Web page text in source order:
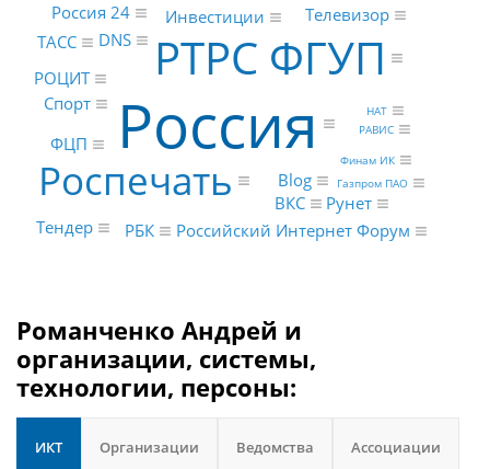
Россия
РТРС ФГУП
Роспечать Blog
DNS
ВКС
Телевизор
Инвестиции
Рунет
Россия 24
РОЦИТ
Спорт
Тендер
ФЦП
ТАСС
РБК Российский Интернет Форум
Газпром ПАО
Финам ИК
РАВИС
НАТ
Романченко Андрей и
организации, системы,
технологии, персоны:
ИКТ Организации Ведомства Ассоциации